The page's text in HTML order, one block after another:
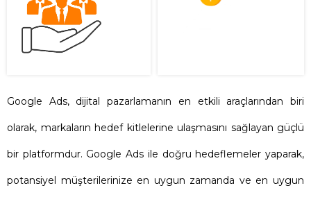
Google Ads, dijital pazarlamanın en etkili araçlarından biri
olarak, markaların hedef kitlelerine ulaşmasını sağlayan güçlü
bir platformdur. Google Ads ile doğru hedeflemeler yaparak,
potansiyel müşterilerinize en uygun zamanda ve en uygun